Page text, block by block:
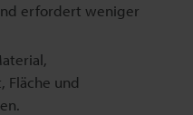
erfordert weniger
Fläche und